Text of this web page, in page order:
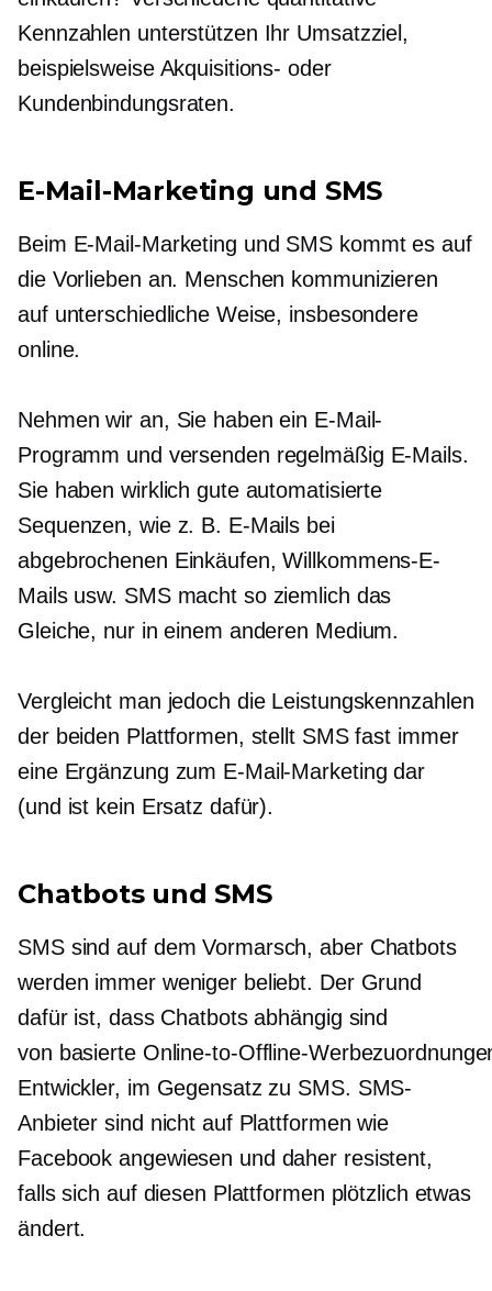
Kennzahlen unterstützen Ihr Umsatzziel,
beispielsweise Akquisitions- oder
Kundenbindungsraten.
E-Mail-Marketing und SMS
Beim E-Mail-Marketing und SMS kommt es auf
die Vorlieben an. Menschen kommunizieren
auf unterschiedliche Weise, insbesondere
online.
Nehmen wir an, Sie haben ein E-Mail-
Programm und versenden regelmäßig E-Mails.
Sie haben wirklich gute automatisierte
Sequenzen, wie z. B. E-Mails bei
abgebrochenen Einkäufen, Willkommens-E-
Mails usw. SMS macht so ziemlich das
Gleiche, nur in einem anderen Medium.
Vergleicht man jedoch die Leistungskennzahlen
der beiden Plattformen, stellt SMS fast immer
eine Ergänzung zum E-Mail-Marketing dar
(und ist kein Ersatz dafür).
Chatbots und SMS
SMS sind auf dem Vormarsch, aber Chatbots
werden immer weniger beliebt. Der Grund
dafür ist, dass Chatbots abhängig sind
von basierte Online-to-Offline-
Entwickler, im Gegensatz zu SMS. SMS-
Anbieter sind nicht auf Plattformen wie
Facebook angewiesen und daher resistent,
falls sich auf diesen Plattformen plötzlich etwas
ändert.